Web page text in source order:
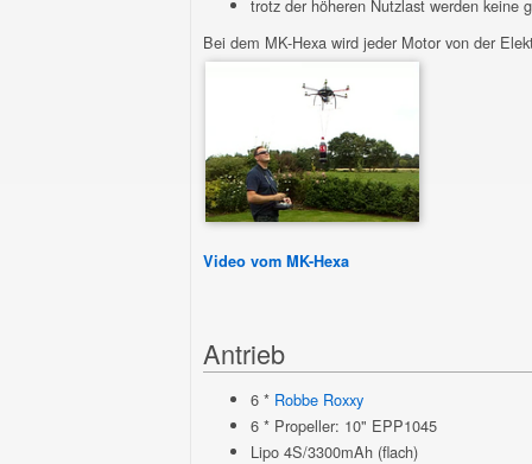
trotz der höheren Nutzlast werden keine
Bei dem MK-Hexa wird jeder Motor von der
Video vom MK-Hexa
Antrieb
6 * Robbe Roxxy
6 * Propeller: 10" EPP1045
Lipo 4S/3300mAh (flach)